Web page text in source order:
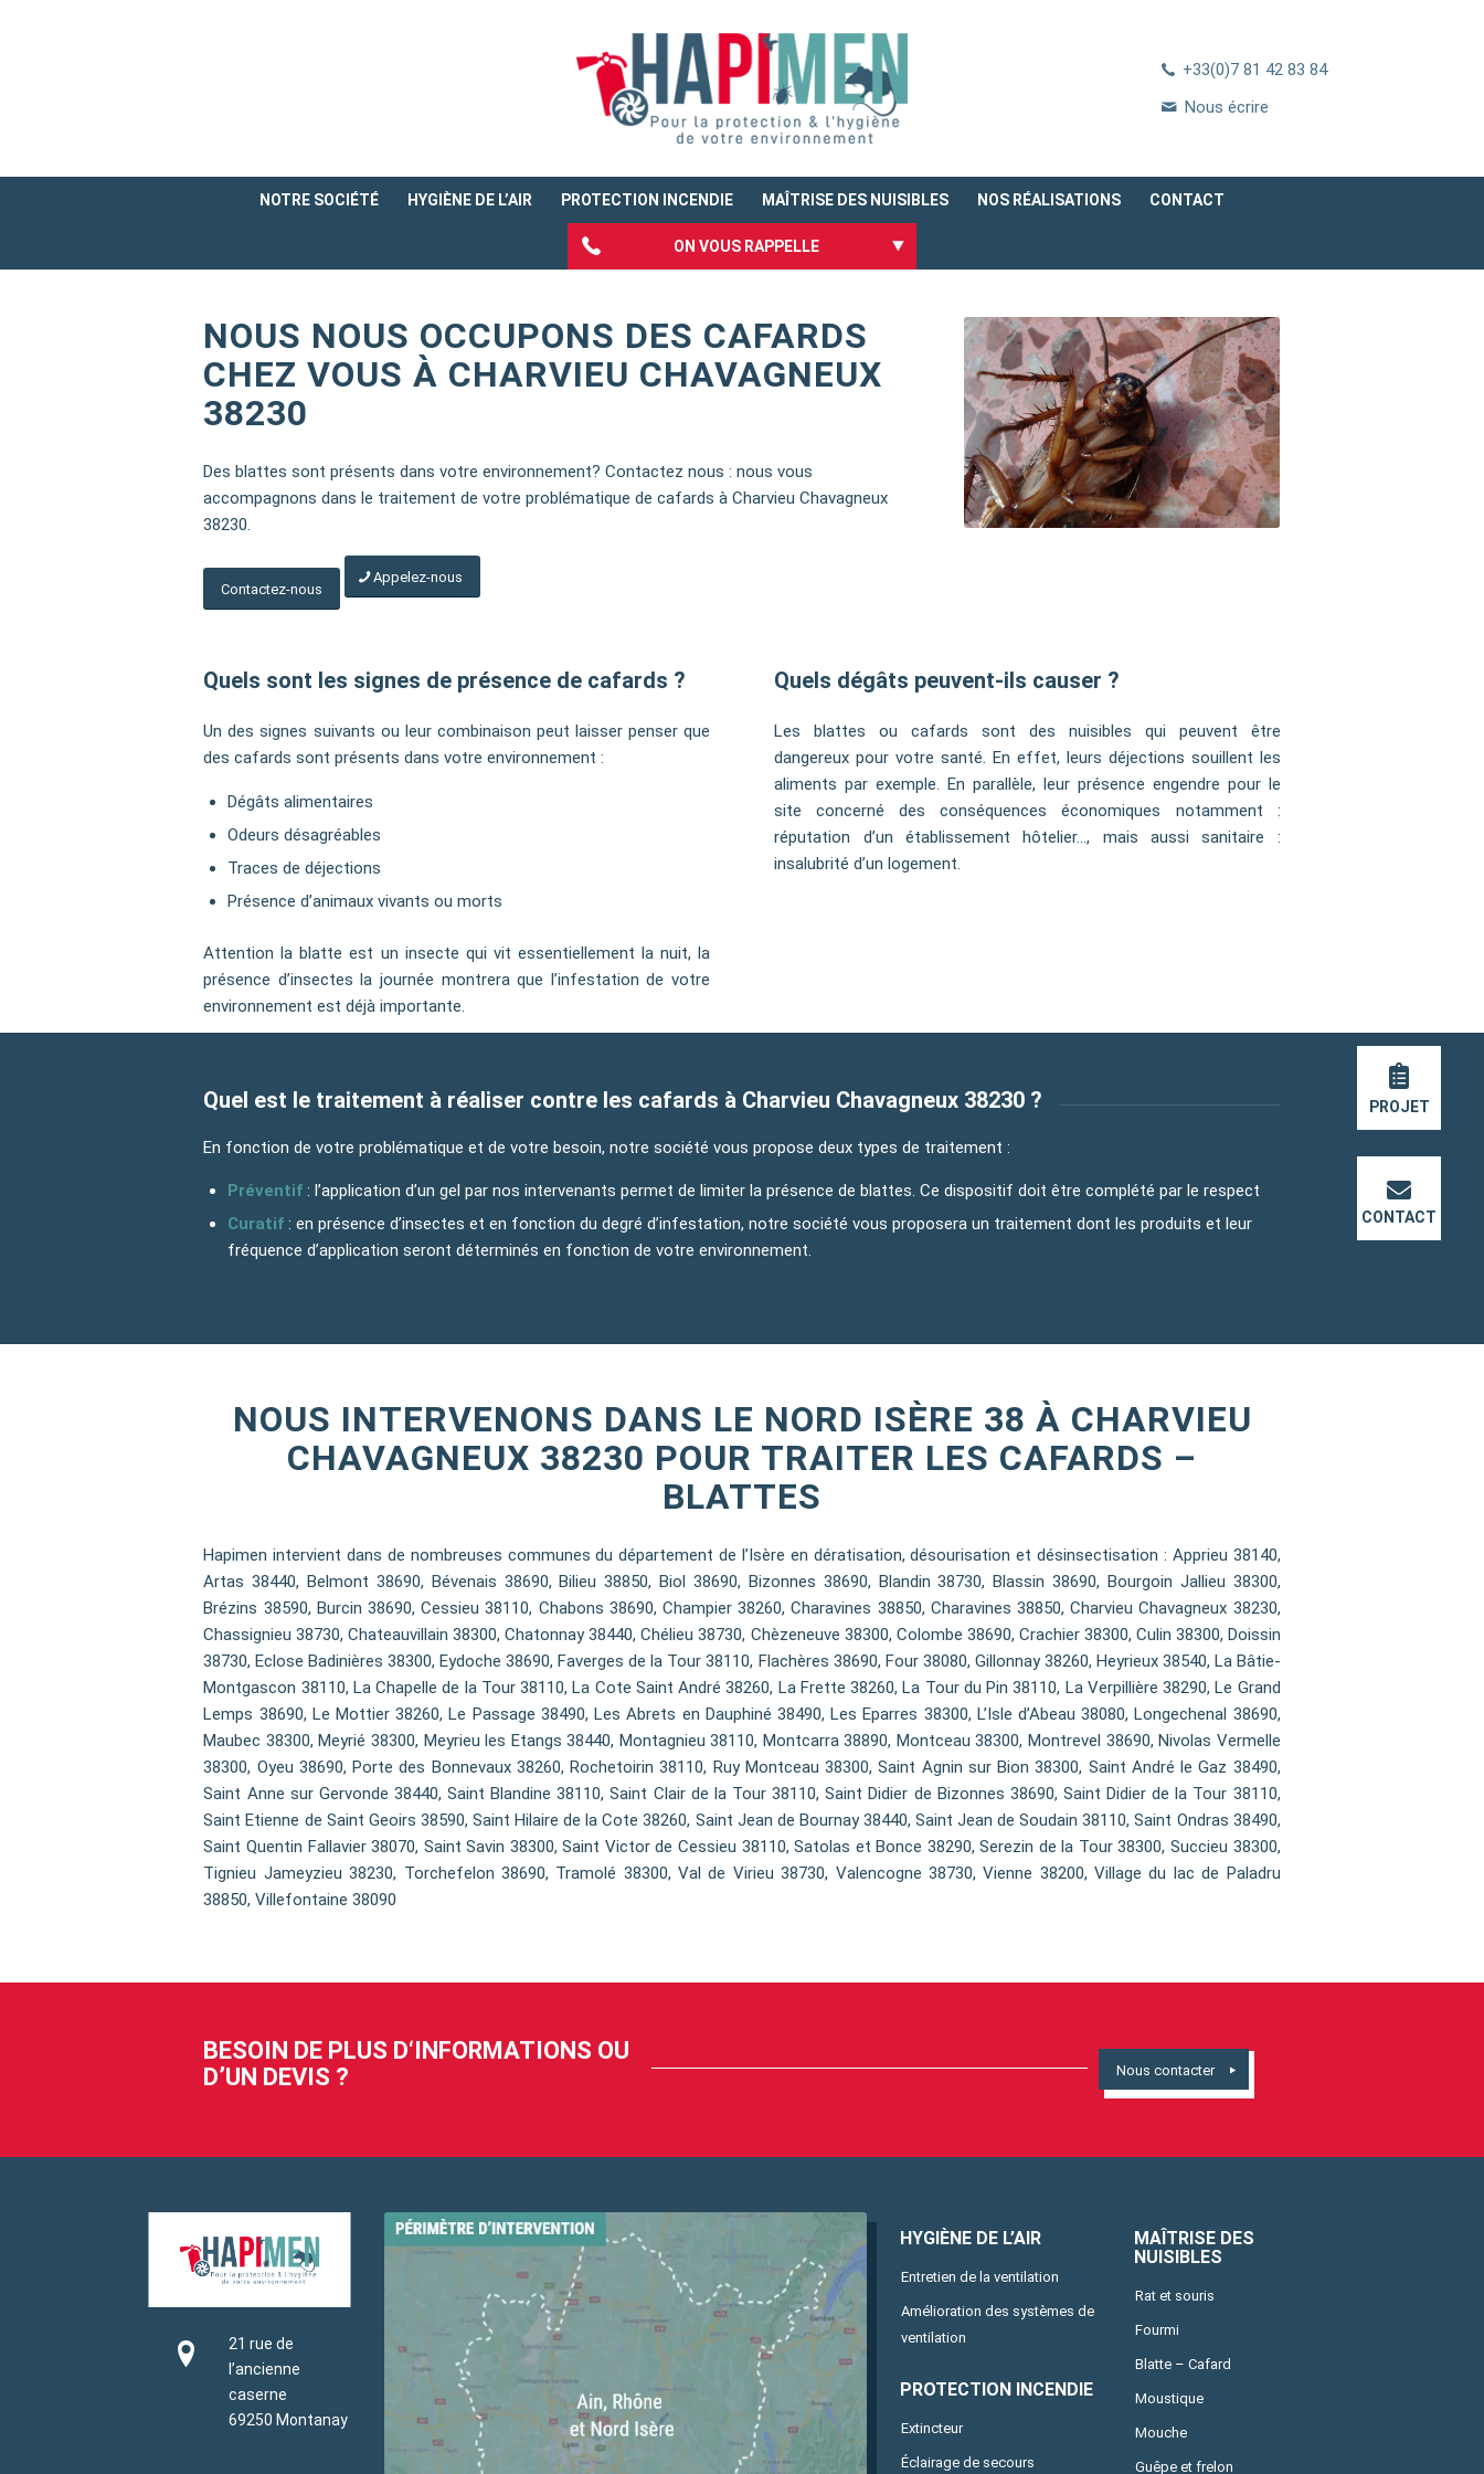
+33(0)7 81 42 83 84
Nous écrire
NOTRE SOCIÉTÉ HYGIÈNE DE L’AIR PROTECTION INCENDIE MAÎTRISE DES NUISIBLES NOS RÉALISATIONS CONTACT
ON VOUS RAPPELLE
PROJET
CONTACT
NOUS NOUS OCCUPONS DES CAFARDS
CHEZ VOUS À CHARVIEU CHAVAGNEUX
38230
Des blattes sont présents dans votre environnement? Contactez nous : nous vous
accompagnons dans le traitement de votre problématique de cafards à Charvieu Chavagneux
38230.
Contactez-nous
Appelez-nous
Quels sont les signes de présence de cafards ?
Un des signes suivants ou leur combinaison peut laisser penser que
des cafards sont présents dans votre environnement :
Dégâts alimentaires
Odeurs désagréables
Traces de déjections
Présence d’animaux vivants ou morts
Attention la blatte est un insecte qui vit essentiellement la nuit, la
présence d’insectes la journée montrera que l’infestation de votre
environnement est déjà importante.
Quels dégâts peuvent-ils causer ?
Les blattes ou cafards sont des nuisibles qui peuvent être
dangereux pour votre santé. En effet, leurs déjections souillent les
aliments par exemple. En parallèle, leur présence engendre pour le
site concerné des conséquences économiques notamment :
réputation d’un établissement hôtelier…, mais aussi sanitaire :
insalubrité d’un logement.
Quel est le traitement à réaliser contre les cafards à Charvieu Chavagneux 38230 ?
En fonction de votre problématique et de votre besoin, notre société vous propose deux types de traitement :
Préventif : l’application d’un gel par nos intervenants permet de limiter la présence de blattes. Ce dispositif doit être complété par le respect
Curatif : en présence d’insectes et en fonction du degré d’infestation, notre société vous proposera un traitement dont les produits et leur
fréquence d’application seront déterminés en fonction de votre environnement.
NOUS INTERVENONS DANS LE NORD ISÈRE 38 À CHARVIEU
CHAVAGNEUX 38230 POUR TRAITER LES CAFARDS –
BLATTES
Hapimen intervient dans de nombreuses communes du département de l’Isère en dératisation, désourisation et désinsectisation : Apprieu 38140,
Artas 38440, Belmont 38690, Bévenais 38690, Bilieu 38850, Biol 38690, Bizonnes 38690, Blandin 38730, Blassin 38690, Bourgoin Jallieu 38300,
Brézins 38590, Burcin 38690, Cessieu 38110, Chabons 38690, Champier 38260, Charavines 38850, Charavines 38850, Charvieu Chavagneux 38230,
Chassignieu 38730, Chateauvillain 38300, Chatonnay 38440, Chélieu 38730, Chèzeneuve 38300, Colombe 38690, Crachier 38300, Culin 38300, Doissin
38730, Eclose Badinières 38300, Eydoche 38690, Faverges de la Tour 38110, Flachères 38690, Four 38080, Gillonnay 38260, Heyrieux 38540, La Bâtie-
Montgascon 38110, La Chapelle de la Tour 38110, La Cote Saint André 38260, La Frette 38260, La Tour du Pin 38110, La Verpillière 38290, Le Grand
Lemps 38690, Le Mottier 38260, Le Passage 38490, Les Abrets en Dauphiné 38490, Les Eparres 38300, L’Isle d’Abeau 38080, Longechenal 38690,
Maubec 38300, Meyrié 38300, Meyrieu les Etangs 38440, Montagnieu 38110, Montcarra 38890, Montceau 38300, Montrevel 38690, Nivolas Vermelle
38300, Oyeu 38690, Porte des Bonnevaux 38260, Rochetoirin 38110, Ruy Montceau 38300, Saint Agnin sur Bion 38300, Saint André le Gaz 38490,
Saint Anne sur Gervonde 38440, Saint Blandine 38110, Saint Clair de la Tour 38110, Saint Didier de Bizonnes 38690, Saint Didier de la Tour 38110,
Saint Etienne de Saint Geoirs 38590, Saint Hilaire de la Cote 38260, Saint Jean de Bournay 38440, Saint Jean de Soudain 38110, Saint Ondras 38490,
Saint Quentin Fallavier 38070, Saint Savin 38300, Saint Victor de Cessieu 38110, Satolas et Bonce 38290, Serezin de la Tour 38300, Succieu 38300,
Tignieu Jameyzieu 38230, Torchefelon 38690, Tramolé 38300, Val de Virieu 38730, Valencogne 38730, Vienne 38200, Village du lac de Paladru
38850, Villefontaine 38090
BESOIN DE PLUS D‘INFORMATIONS OU
D’UN DEVIS ?
Nous contacter
21 rue de
l’ancienne
caserne
69250 Montanay
HYGIÈNE DE L’AIR
Entretien de la ventilation
Amélioration des systèmes de
ventilation
PROTECTION INCENDIE
Extincteur
Éclairage de secours
MAÎTRISE DES
NUISIBLES
Rat et souris
Fourmi
Blatte – Cafard
Moustique
Mouche
Guêpe et frelon